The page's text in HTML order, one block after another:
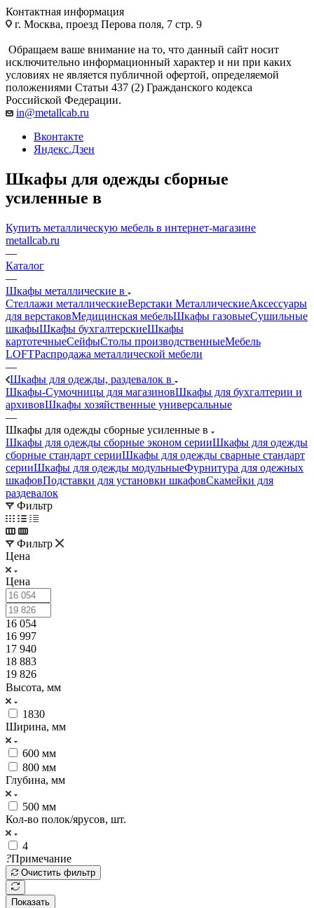
Контактная информация
г. Москва, проезд Перова поля, 7 стр. 9
Обращаем ваше внимание на то, что данный сайт носит
исключительно информационный характер и ни при каких
условиях не является публичной офертой, определяемой
положениями Статьи 437 (2) Гражданского кодекса
Российской Федерации.
in@metallcab.ru
Вконтакте
Яндекс.Дзен
Шкафы для одежды сборные
усиленные в
Купить металлическую мебель в интернет-магазине
metallcab.ru
—
Каталог
—
Шкафы металлические в
Стеллажи металлическиеВерстаки МеталлическиеАксессуары
для верстаковМедицинская мебельШкафы газовыеСушильные
шкафыШкафы бухгалтерскиеШкафы
картотечныеСейфыСтолы производственныеМебель
LOFTРаспродажа металлической мебели
—
Шкафы для одежды, раздевалок в
Шкафы-Сумочницы для магазиновШкафы для бухгалтерии и
архивовШкафы хозяйственные универсальные
—
Шкафы для одежды сборные усиленные в
Шкафы для одежды сборные эконом серииШкафы для одежды
сборные стандарт серииШкафы для одежды сварные стандарт
серииШкафы для одежды модульныеФурнитура для одежных
шкафовПодставки для установки шкафовСкамейки для
раздевалок
Фильтр
Фильтр
Цена
Цена
16 054
16 997
17 940
18 883
19 826
Высота, мм
1830
Ширина, мм
600 мм
800 мм
Глубина, мм
500 мм
Кол-во полок/ярусов, шт.
4
?Примечание
Очистить фильтр
Показать